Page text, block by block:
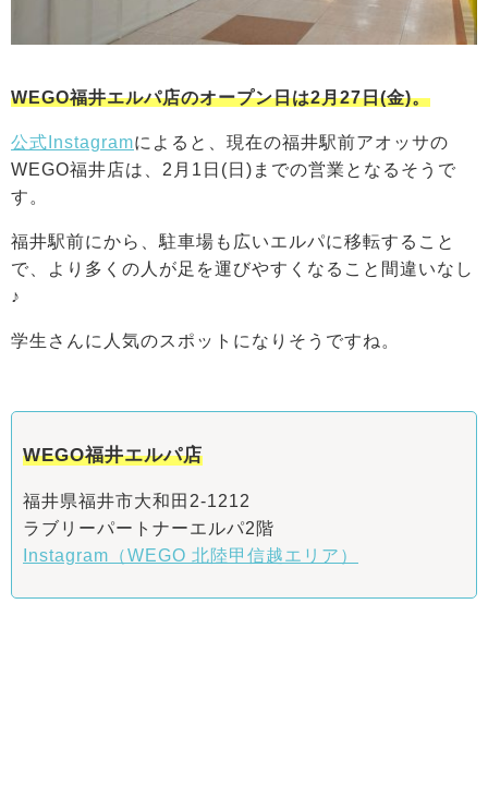
WEGO福井エルパ店のオープン日は2月27日(金)。
公式Instagramによると、現在の福井駅前アオッサの
WEGO福井店は、2月1日(日)までの営業となるそうで
す。
福井駅前にから、駐車場も広いエルパに移転すること
で、より多くの人が足を運びやすくなること間違いなし
♪
学生さんに人気のスポットになりそうですね。
WEGO福井エルパ店
福井県福井市大和田2-1212
ラブリーパートナーエルパ2階
Instagram（WEGO 北陸甲信越エリア）